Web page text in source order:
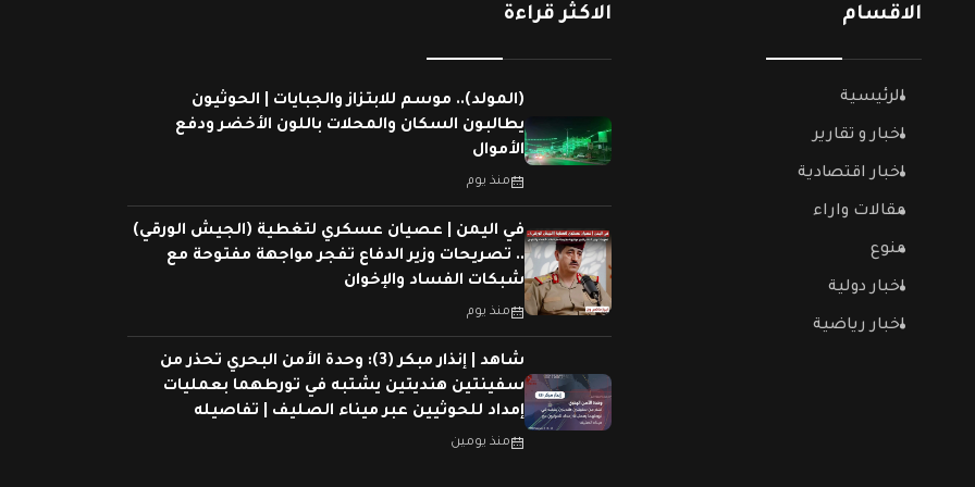
الاقسام
الرئيسية
اخبار و تقارير
اخبار اقتصادية
مقالات واراء
منوع
اخبار دولية
اخبار رياضية
الاكثر قراءة
(المولد).. موسم للابتزاز والجبايات | الحوثيون
يطالبون السكان والمحلات باللون الأخضر ودفع
الأموال
منذ يوم
في اليمن | عصيان عسكري لتغطية (الجيش الورقي)
.. تصريحات وزير الدفاع تفجر مواجهة مفتوحة مع
شبكات الفساد والإخوان
منذ يوم
شاهد | إنذار مبكر (3): وحدة الأمن البحري تحذر من
سفينتين هنديتين يشتبه في تورطهما بعمليات
إمداد للحوثيين عبر ميناء الصليف | تفاصيله
منذ يومين